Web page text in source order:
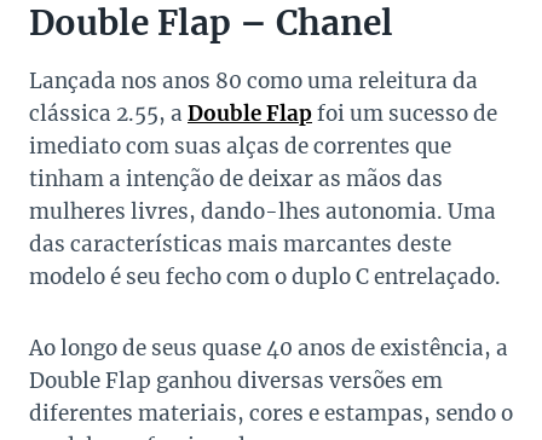
Double Flap – Chanel
Lançada nos anos 80 como uma releitura da
clássica 2.55, a Double Flapfoi um sucesso de
imediato com suas alças de correntes que
tinham a intenção de deixar as mãos das
mulheres livres, dando-lhes autonomia. Uma
das características mais marcantes deste
modelo é seu fecho com o duplo C entrelaçado.
Ao longo de seus quase 40 anos de existência, a
Double Flap ganhou diversas versões em
diferentes materiais, cores e estampas, sendo o